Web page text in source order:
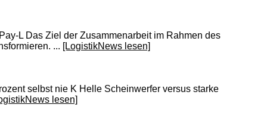
L Das Ziel der Zusammenarbeit im Rahmen des
... [LogistikNews lesen]
selbst nie K Helle Scheinwerfer versus starke
lesen]